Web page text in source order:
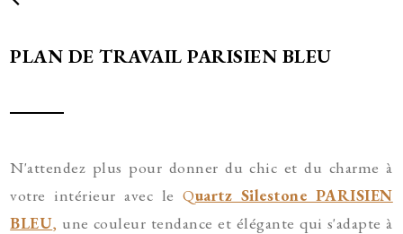
PLAN DE TRAVAIL PARISIEN BLEU
N'attendez plus pour donner du chic et du charme à
votre intérieur avec leQuartz Silestone PARISIEN
BLEU, une couleur tendance et élégante qui s'adapte à